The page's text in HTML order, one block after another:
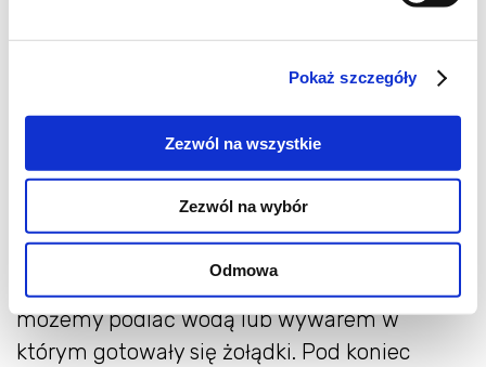
Pokaż szczegóły
Zezwól na wszystkie
Zezwól na wybór
Odmowa
posiekanym imbirem. Po chwili dodajemy
pokrojony w plasterki czosnek i seler naciowy.
Żołądki kroimy w plasterki i dodajemy do
warzyw razem z łyżką pasty curry. Wszystko
razem mieszamy i podlewamy mlekiem
kokosowym. Kiszone buraki kroimy w słupki i
możemy podlać wodą lub wywarem w
którym gotowały się żołądki. Pod koniec